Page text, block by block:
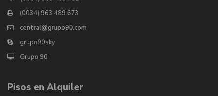
(0034) 963 489 673
central@grupo90.com
grupo90sky
Grupo 90
Pisos en Alquiler